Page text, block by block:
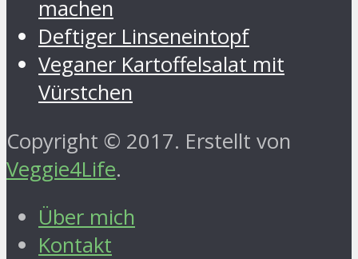
machen
Deftiger Linseneintopf
Veganer Kartoffelsalat mit
Vürstchen
Copyright © 2017. Erstellt von
Veggie4Life.
Über mich
Kontakt